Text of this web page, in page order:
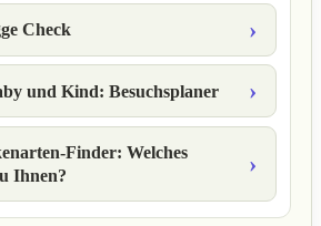
Check
und Kind: Besuchsplaner
Finder: Welches
Ihnen?